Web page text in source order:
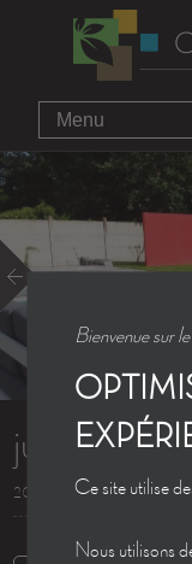
juin-07-
20.06.2013
Bienvenue sur
Ce site utilise
Nous utilisons